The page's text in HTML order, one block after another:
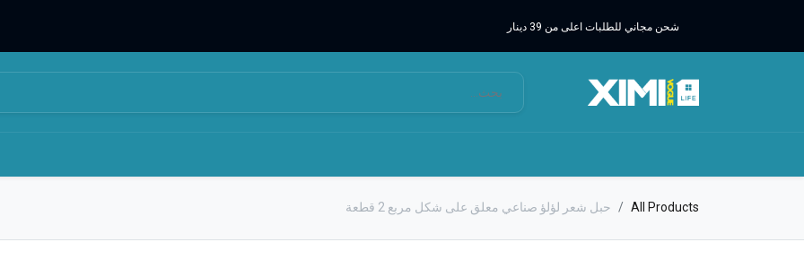
شحن مجاني للطلبات اعلى من 39 دينار
All Products حبل شعر لؤلؤ صناعي معلق على شكل مربع 2 قطعة